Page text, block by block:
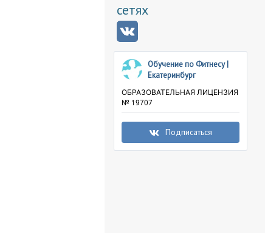
сетях
Обучение по Фитнесу |
Екатеринбург
ОБРАЗОВАТЕЛЬНАЯ ЛИЦЕНЗИЯ
№ 19707
Подписаться